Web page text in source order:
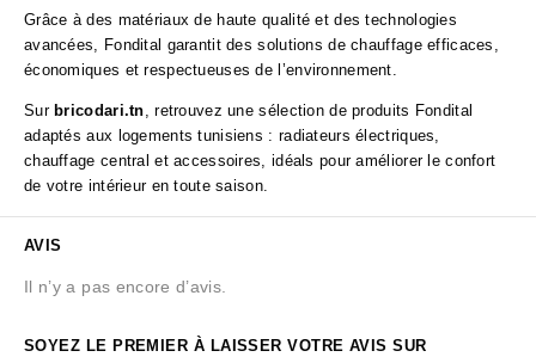
Grâce à des matériaux de haute qualité et des technologies
avancées, Fondital garantit des solutions de chauffage efficaces,
économiques et respectueuses de l’environnement.
Sur bricodari.tn, retrouvez une sélection de produits Fondital
adaptés aux logements tunisiens : radiateurs électriques,
chauffage central et accessoires, idéals pour améliorer le confort
de votre intérieur en toute saison.
AVIS
Il n’y a pas encore d’avis.
SOYEZ LE PREMIER À LAISSER VOTRE AVIS SUR